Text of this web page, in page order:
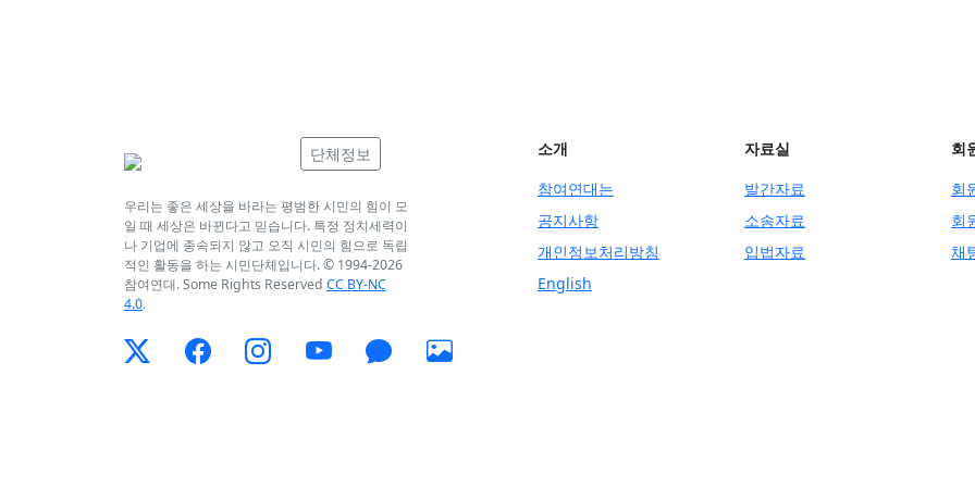
단체정보
우리는 좋은 세상을 바라는 평범한 시민의 힘이 모
일 때 세상은 바뀐다고 믿습니다. 특정 정치세력이
나 기업에 종속되지 않고 오직 시민의 힘으로 독립
적인 활동을 하는 시민단체입니다. © 1994-2026
참여연대. Some Rights Reserved CC BY-NC
4.0.
소개
참여연대는
공지사항
개인정보처리방침
English
자료실
발간자료
소송자료
입법자료
회
회
회
채